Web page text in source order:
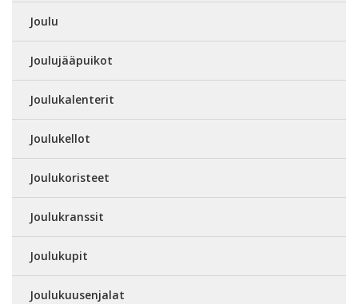
Joulu
Joulujääpuikot
Joulukalenterit
Joulukellot
Joulukoristeet
Joulukranssit
Joulukupit
Joulukuusenjalat